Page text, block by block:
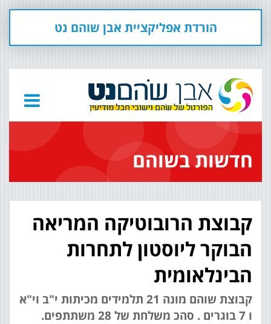
הורדת אפליקציית אבן שוהם נט
חדשות בשוהם
קבוצת הרובוטיקה המריאה
הבוקר ליוסטון לתחרות
הבינלאומית
קבוצת שוהם מונה 21 תלמידים מכיתות י"ב וי"א
ו 7 בוגרים . סהכ משלחת של 28 משתתפים.